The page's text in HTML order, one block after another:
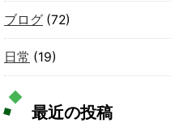
ブログ (72)
日常 (19)
最近の投稿